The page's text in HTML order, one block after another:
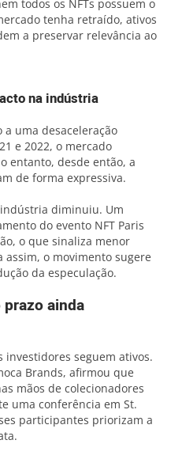
todos os NFTs possuem o
tenha retraído, ativos
a preservar relevância ao
na indústria
a uma desaceleração
e 2022, o mercado
entanto, desde então, a
de forma expressiva.
diminuiu. Um
do evento NFT Paris
o que sinaliza menor
o movimento sugere
da especulação.
ainda
investidores seguem ativos.
Brands, afirmou que
mãos de colecionadores
uma conferência em St.
participantes priorizam a